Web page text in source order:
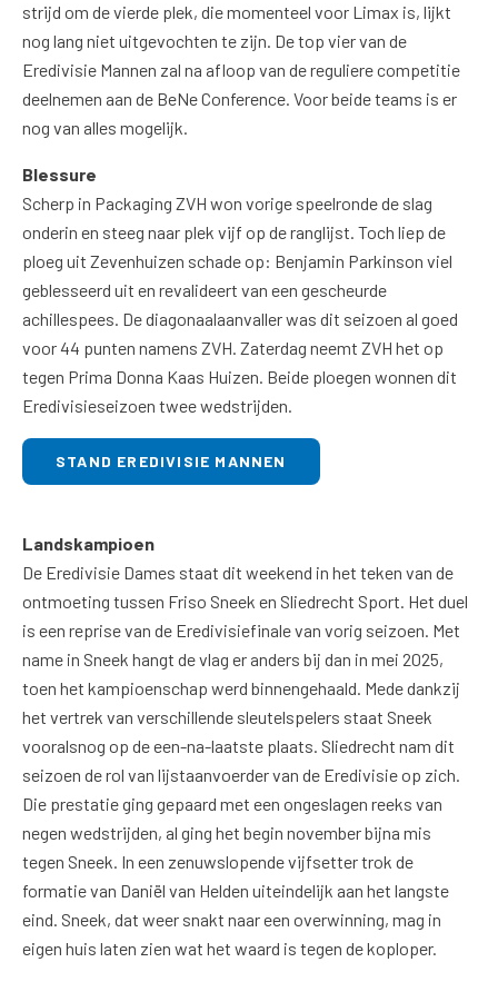
strijd om de vierde plek, die momenteel voor Limax is, lijkt
nog lang niet uitgevochten te zijn. De top vier van de
Eredivisie Mannen zal na afloop van de reguliere competitie
deelnemen aan de BeNe Conference. Voor beide teams is er
nog van alles mogelijk.
Blessure
Scherp in Packaging ZVH won vorige speelronde de slag
onderin en steeg naar plek vijf op de ranglijst. Toch liep de
ploeg uit Zevenhuizen schade op: Benjamin Parkinson viel
geblesseerd uit en revalideert van een gescheurde
achillespees. De diagonaalaanvaller was dit seizoen al goed
voor 44 punten namens ZVH. Zaterdag neemt ZVH het op
tegen Prima Donna Kaas Huizen. Beide ploegen wonnen dit
Eredivisieseizoen twee wedstrijden.
STAND EREDIVISIE MANNEN
Landskampioen
De Eredivisie Dames staat dit weekend in het teken van de
ontmoeting tussen Friso Sneek en Sliedrecht Sport. Het duel
is een reprise van de Eredivisiefinale van vorig seizoen. Met
name in Sneek hangt de vlag er anders bij dan in mei 2025,
toen het kampioenschap werd binnengehaald. Mede dankzij
het vertrek van verschillende sleutelspelers staat Sneek
vooralsnog op de een-na-laatste plaats. Sliedrecht nam dit
seizoen de rol van lijstaanvoerder van de Eredivisie op zich.
Die prestatie ging gepaard met een ongeslagen reeks van
negen wedstrijden, al ging het begin november bijna mis
tegen Sneek. In een zenuwslopende vijfsetter trok de
formatie van Daniël van Helden uiteindelijk aan het langste
eind. Sneek, dat weer snakt naar een overwinning, mag in
eigen huis laten zien wat het waard is tegen de koploper.